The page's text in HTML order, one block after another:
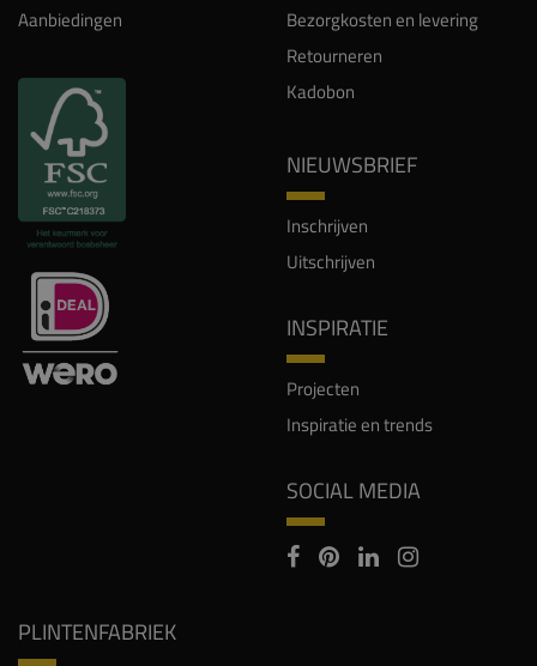
Aanbiedingen
Bezorgkosten en levering
Retourneren
Kadobon
NIEUWSBRIEF
Inschrijven
Uitschrijven
INSPIRATIE
Projecten
Inspiratie en trends
SOCIAL MEDIA
PLINTENFABRIEK